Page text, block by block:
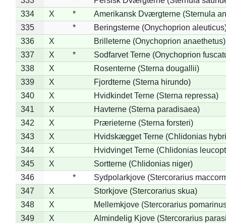
334
X *
Amerikansk Dværgterne (Sternula
335
*
Beringsterne (Onychoprion
336
X
Brilleterne (Onychoprion anaethetus)
337
X *
Sodfarvet Terne (Onychoprion
338
X
Rosenterne (Sterna dougallii)
339
X
Fjordterne (Sterna hirundo)
340
X
Hvidkindet Terne (Sterna repressa)
341
X
Havterne (Sterna paradisaea)
342
X
Prærieterne (Sterna forsteri)
343
X
Hvidskægget Terne (Chlidonias
344
X
Hvidvinget Terne (Chlidonias
345
X
Sortterne (Chlidonias niger)
346
*
Sydpolarkjove (Stercorarius
347
X
Storkjove (Stercorarius skua)
348
X
Mellemkjove (Stercorarius
349
X
Almindelig Kjove (Stercorarius